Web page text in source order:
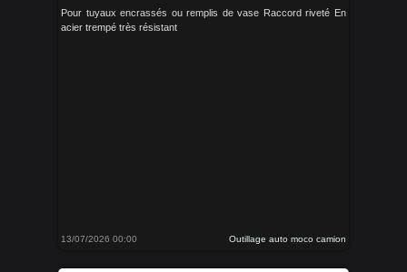
Pour tuyaux encrassés ou remplis de vase Raccord riveté En
acier trempé très résistant
13/07/2026 00:00 Outillage auto moco camion